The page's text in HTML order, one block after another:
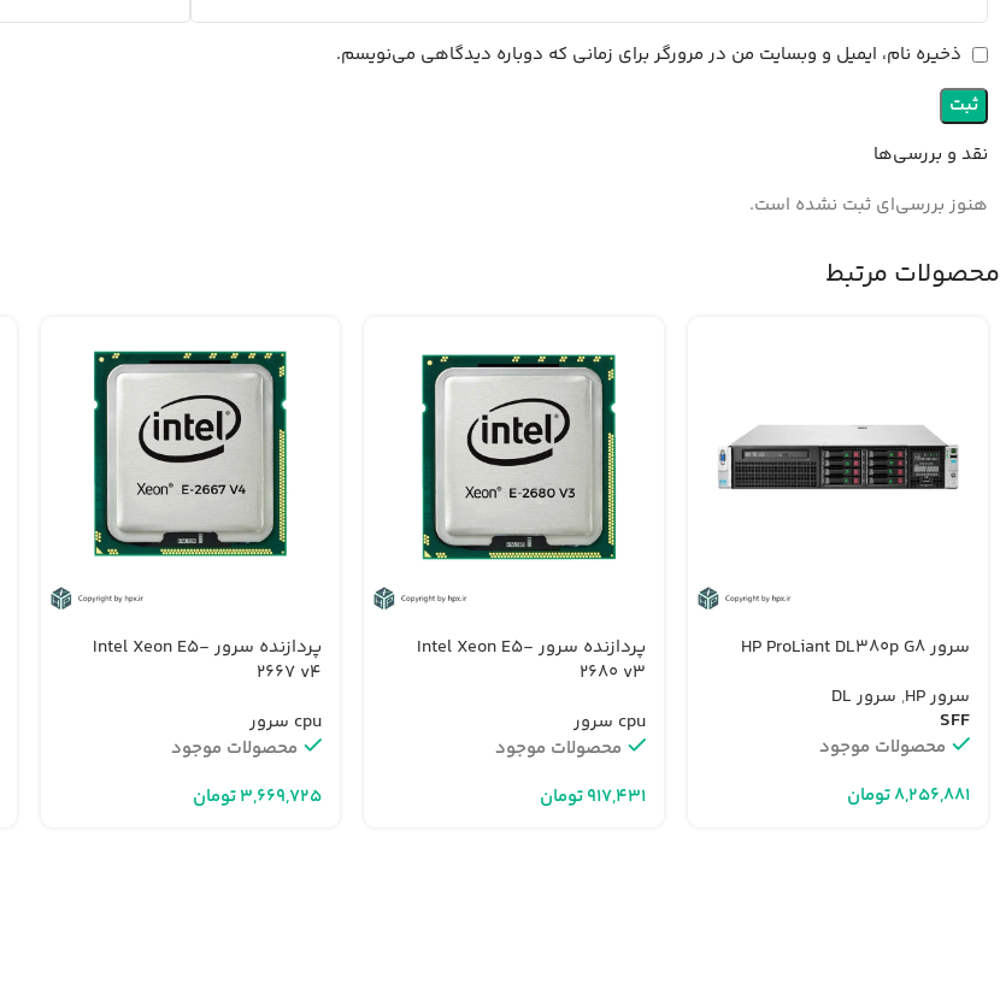
نقد و بررسی‌ها
هنوز بررسی‌ای ثبت نشده است.
ذخیره نام، ایمیل و وبسایت من در مرورگر برای زمانی که دوباره دیدگاهی می‌نویسم.
محصولات مرتبط
سرور HP ProLiant DL380p G8
سرور HP
, سرور DL
SFF
محصولات موجود
تومان
پردازنده سرور Intel Xeon E5-
2680 v3
cpu سرور
محصولات موجود
تومان
پردازنده سرور Intel Xeon E5-
2667 v4
cpu سرور
محصولات موجود
تومان